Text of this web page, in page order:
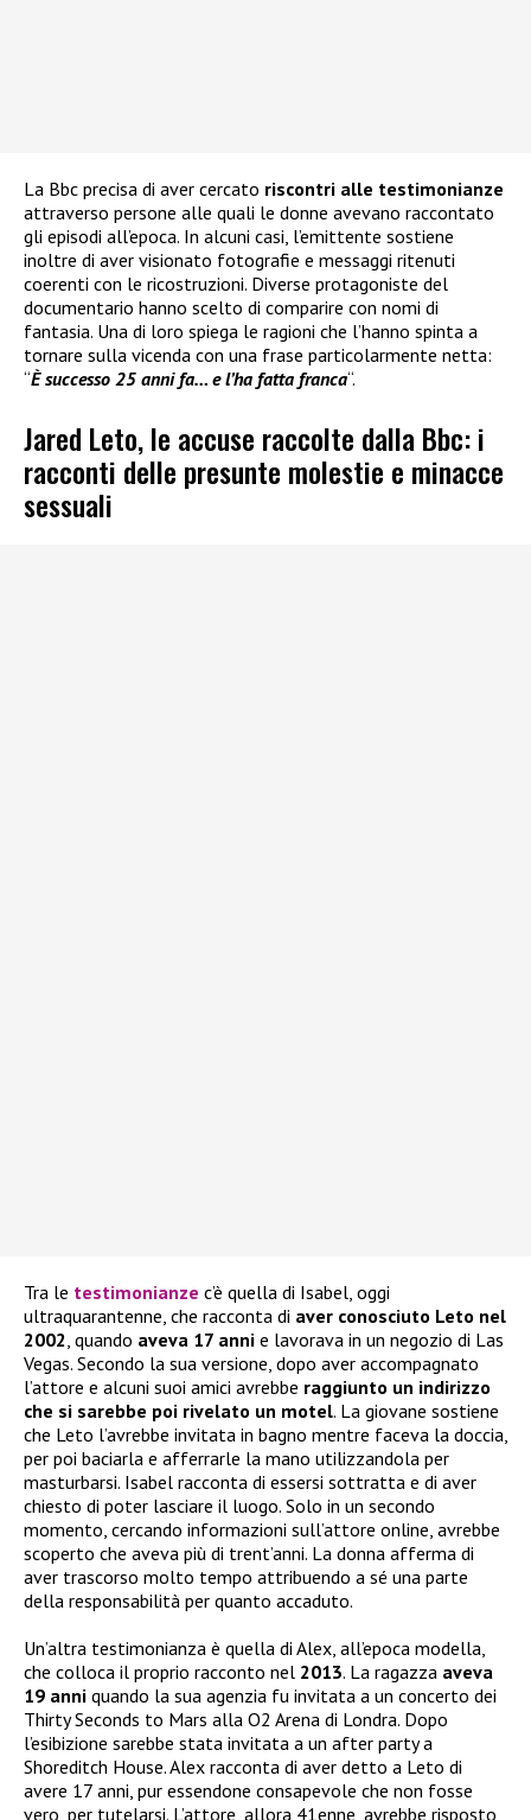
La Bbc precisa di aver cercato riscontri alle testimonianze
attraverso persone alle quali le donne avevano raccontato
gli episodi all’epoca. In alcuni casi, l’emittente sostiene
inoltre di aver visionato fotografie e messaggi ritenuti
coerenti con le ricostruzioni. Diverse protagoniste del
documentario hanno scelto di comparire con nomi di
fantasia. Una di loro spiega le ragioni che l’hanno spinta a
tornare sulla vicenda con una frase particolarmente netta:
“È successo 25 anni fa… e l’ha fatta franca“.
Jared Leto, le accuse raccolte dalla Bbc: i
racconti delle presunte molestie e minacce
sessuali
Tra le testimonianze c’è quella di Isabel, oggi
ultraquarantenne, che racconta di aver conosciuto Leto nel
2002 , quando aveva 17 anni e lavorava in un negozio di Las
Vegas. Secondo la sua versione, dopo aver accompagnato
l’attore e alcuni suoi amici avrebbe raggiunto un indirizzo
che si sarebbe poi rivelato un motel. La giovane sostiene
che Leto l’avrebbe invitata in bagno mentre faceva la doccia,
per poi baciarla e afferrarle la mano utilizzandola per
masturbarsi. Isabel racconta di essersi sottratta e di aver
chiesto di poter lasciare il luogo. Solo in un secondo
momento, cercando informazioni sull’attore online, avrebbe
scoperto che aveva più di trent’anni. La donna afferma di
aver trascorso molto tempo attribuendo a sé una parte
della responsabilità per quanto accaduto.
Un’altra testimonianza è quella di Alex, all’epoca modella,
che colloca il proprio racconto nel 2013. La ragazza aveva
19 anni quando la sua agenzia fu invitata a un concerto dei
Thirty Seconds to Mars alla O2 Arena di Londra. Dopo
l’esibizione sarebbe stata invitata a un after party a
Shoreditch House. Alex racconta di aver detto a Leto di
avere 17 anni, pur essendone consapevole che non fosse
vero, per tutelarsi. L’attore, allora 41enne, avrebbe risposto